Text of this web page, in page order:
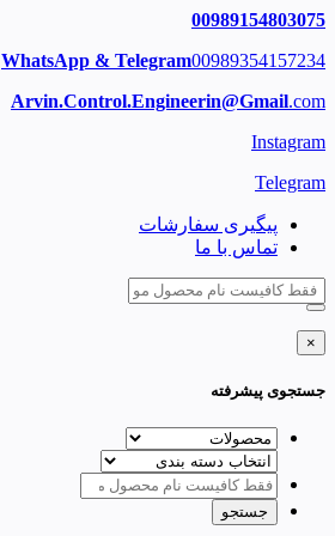
00989154803075
WhatsApp & Telegram00989354157234
Arvin.Control.Engineerin@Gmail.com
Instagram
Telegram
پیگیری سفارشات
تماس با ما
×
جستجوی پیشرفته